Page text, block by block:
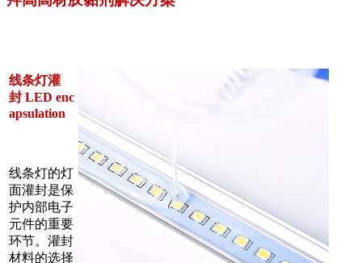
线条灯灌
封 LED enc
apsulation
线条灯的灯
面灌封是保
护内部电子
元件的重要
环节。灌封
材料的选择